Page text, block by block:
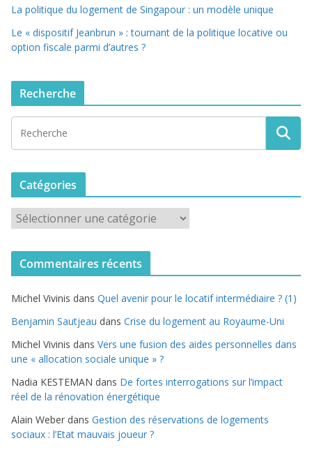
La politique du logement de Singapour : un modèle unique
Le « dispositif Jeanbrun » : tournant de la politique locative ou
option fiscale parmi d’autres ?
Recherche
Catégories
t
o
r
i
e
Commentaires récents
Michel Vivinis dans Quel avenir pour le locatif intermédiaire ? (1)
Benjamin Sautjeau dans Crise du logement au Royaume-Uni
Michel Vivinis dans Vers une fusion des aides personnelles dans
une « allocation sociale unique » ?
Nadia KESTEMAN dans De fortes interrogations sur l’impact
réel de la rénovation énergétique
Alain Weber dans Gestion des réservations de logements
sociaux : l’Etat mauvais joueur ?